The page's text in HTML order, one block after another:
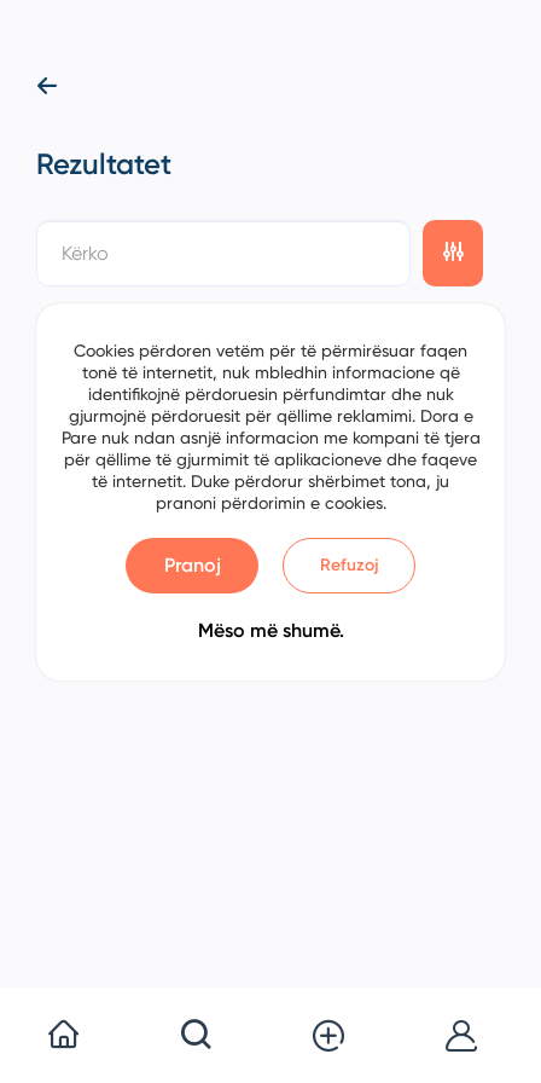
Rezultatet
Cookies përdoren vetëm për të përmirësuar faqen
tonë të internetit, nuk mbledhin informacione që
identifikojnë përdoruesin përfundimtar dhe nuk
gjurmojnë përdoruesit për qëllime reklamimi. Dora e
Pare nuk ndan asnjë informacion me kompani të tjera
për qëllime të gjurmimit të aplikacioneve dhe faqeve
të internetit. Duke përdorur shërbimet tona, ju
pranoni përdorimin e cookies.
Pranoj Refuzoj
Mëso më shumë.